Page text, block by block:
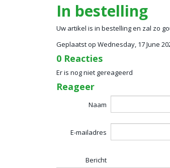
In bestelling
Uw artikel is in bestelling en zal zo
Geplaatst op Wednesday, 17 June
0 Reacties
Er is nog niet gereageerd
Reageer
Naam
E-mailadres
Bericht